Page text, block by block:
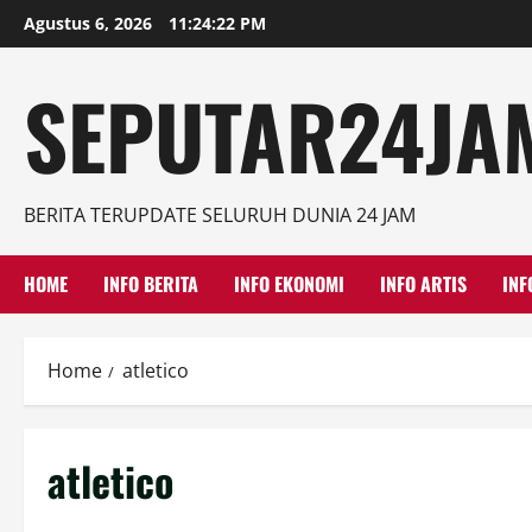
Skip
to
Agustus 6, 2026 11:24:23 PM
BERITA TERUPDATE SELURUH DUNIA 24 JAM
HOME INFO BERITA INFO EKONOMI INFO ARTIS
Home atletico
atletico